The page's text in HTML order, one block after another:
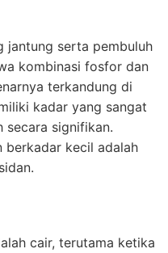
jantung serta pembuluh
kombinasi fosfor dan
terkandung di
kadar yang sangat
secara signifikan.
berkadar kecil adalah
cair, terutama ketika